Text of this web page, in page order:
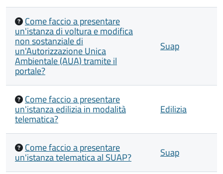
Come faccio a presentare
un'istanza di voltura e modifica
non sostanziale di
un'Autorizzazione Unica
Ambientale (AUA) tramite il
portale?
Suap
Come faccio a presentare
un'istanza edilizia in modalità
telematica?
Edilizia
Come faccio a presentare
un'istanza telematica al SUAP? Suap